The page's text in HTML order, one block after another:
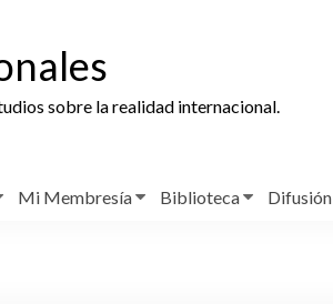
sobre la realidad internacional.
Mi Membresía Biblioteca Difusión